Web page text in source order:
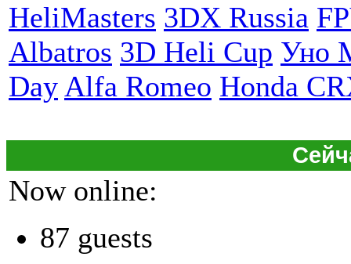
HeliMasters 3DX Russia
Albatros 3D Heli Cup Уно
Day Alfa Romeo Honda
Now online:
87 guests